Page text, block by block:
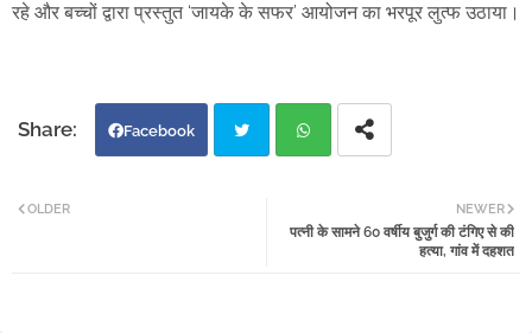
रहे और बच्चों द्वारा प्रस्तुत ‘जायके के सफर’ आयोजन का भरपूर लुत्फ उठाया।
Facebook
atsa
NEWER
पत्नी के सामने 60 वर्षीय बुजुर्ग की टंगिए से की
हत्या, गांव में दहशत
OLDER